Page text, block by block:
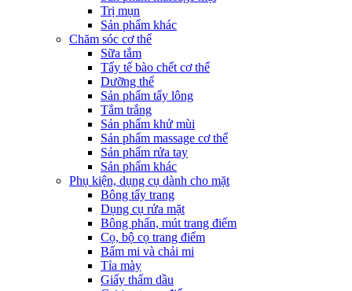
Trị mụn
Sản phẩm khác
Chăm sóc cơ thể
Sữa tắm
Tẩy tế bào chết cơ thể
Dưỡng thể
Sản phẩm tẩy lông
Tắm trắng
Sản phẩm khử mùi
Sản phẩm massage cơ thể
Sản phẩm rửa tay
Sản phẩm khác
Phụ kiện, dụng cụ dành cho mặt
Bông tẩy trang
Dụng cụ rửa mặt
Bông phấn, mút trang điểm
Cọ, bộ cọ trang điểm
Bấm mi và chải mi
Tỉa mày
Giấy thấm dầu